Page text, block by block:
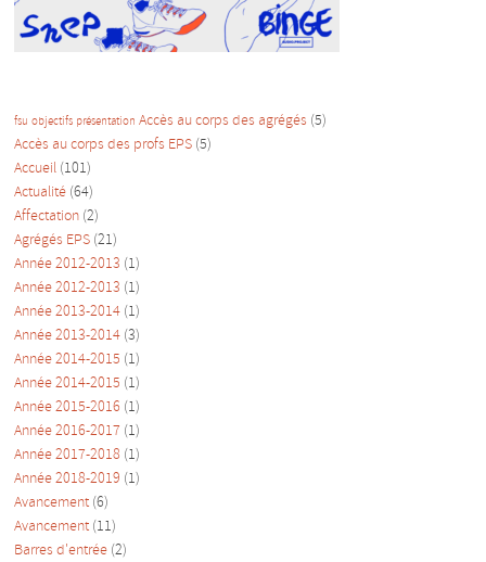
fsu objectifs présentation Accès au corps des agrégés (5)
Accès au corps des profs EPS (5)
Accueil (101)
Actualité (64)
Affectation (2)
Agrégés EPS (21)
Année 2012-2013 (1)
Année 2012-2013 (1)
Année 2013-2014 (1)
Année 2013-2014 (3)
Année 2014-2015 (1)
Année 2014-2015 (1)
Année 2015-2016 (1)
Année 2016-2017 (1)
Année 2017-2018 (1)
Année 2018-2019 (1)
Avancement (6)
Avancement (11)
Barres d'entrée (2)